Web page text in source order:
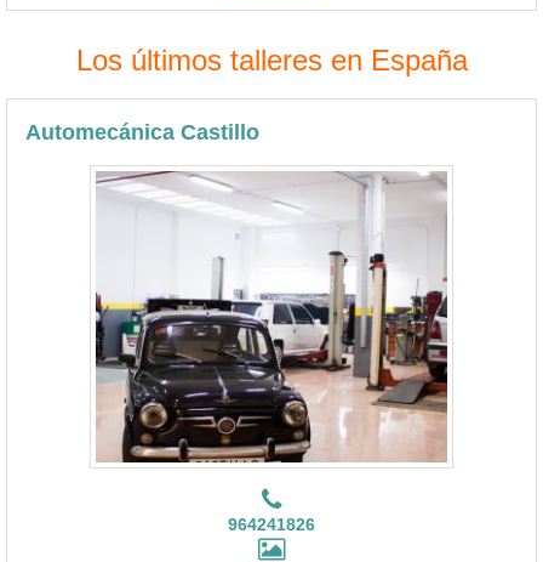
Los últimos talleres en España
Automecánica Castillo
964241826